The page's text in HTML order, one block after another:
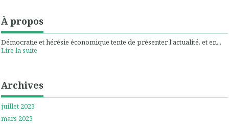
À propos
Démocratie et hérésie économique tente de présenter l'actualité, et en...
Lire la suite
Archives
juillet 2023
mars 2023